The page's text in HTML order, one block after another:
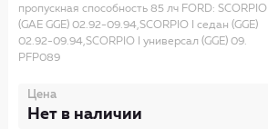
пропускная способность 85 лч FORD: SCORPIO I
(GAE GGE) 02.92-09.94,SCORPIO I седан (GGE)
02.92-09.94,SCORPIO I универсал (GGE) 09.
PFP089
Цена
Нет в наличии